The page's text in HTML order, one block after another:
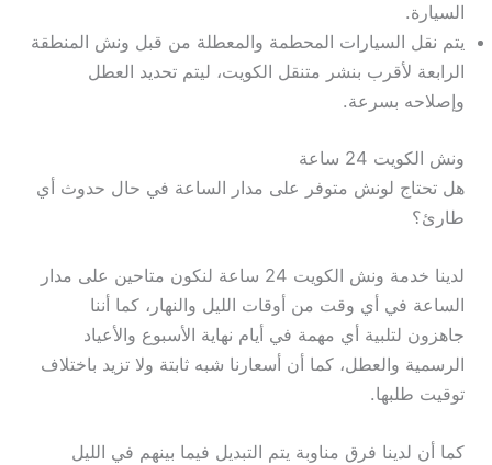
السيارة.
يتم نقل السيارات المحطمة والمعطلة من قبل ونش المنطقة
الرابعة لأقرب بنشر متنقل الكويت، ليتم تحديد العطل
وإصلاحه بسرعة.
ونش الكويت 24 ساعة
هل تحتاج لونش متوفر على مدار الساعة في حال حدوث أي
طارئ؟
لدينا خدمة ونش الكويت 24 ساعة لنكون متاحين على مدار
الساعة في أي وقت من أوقات الليل والنهار، كما أننا
جاهزون لتلبية أي مهمة في أيام نهاية الأسبوع والأعياد
الرسمية والعطل، كما أن أسعارنا شبه ثابتة ولا تزيد باختلاف
توقيت طلبها.
كما أن لدينا فرق مناوبة يتم التبديل فيما بينهم في الليل